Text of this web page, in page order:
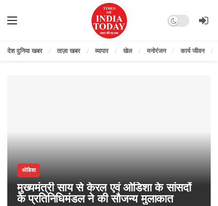
Dark mode
देश दुनिया खबर ताज़ा खबर व्यापार खेल मनोरंजन कार्य जीवन
ओडिशा
मुख्यमंत्री साय से केरल एवं ओडिशा के सांसदों
के प्रतिनिधिमंडल ने की सौजन्य मुलाकात